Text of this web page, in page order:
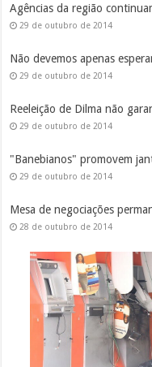
Agências da região
29 de outubro de 2014
Não devemos apenas
29 de outubro de 2014
Reeleição de Dilma não
29 de outubro de 2014
"Banebianos" promovem
29 de outubro de 2014
Mesa de negociações
28 de outubro de 2014